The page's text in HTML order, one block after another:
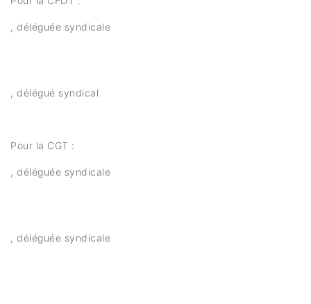
, déléguée syndicale
, délégué syndical
Pour la CGT :
, déléguée syndicale
, déléguée syndicale